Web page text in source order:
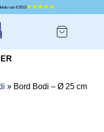
met een gemiddelde van 4.5/5.0
» Bord Bodi – Ø 25 cm